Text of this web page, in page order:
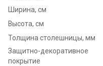
Ширина, см
Высота, см
Толщина столешницы, мм
Защитно-декоративное
покрытие